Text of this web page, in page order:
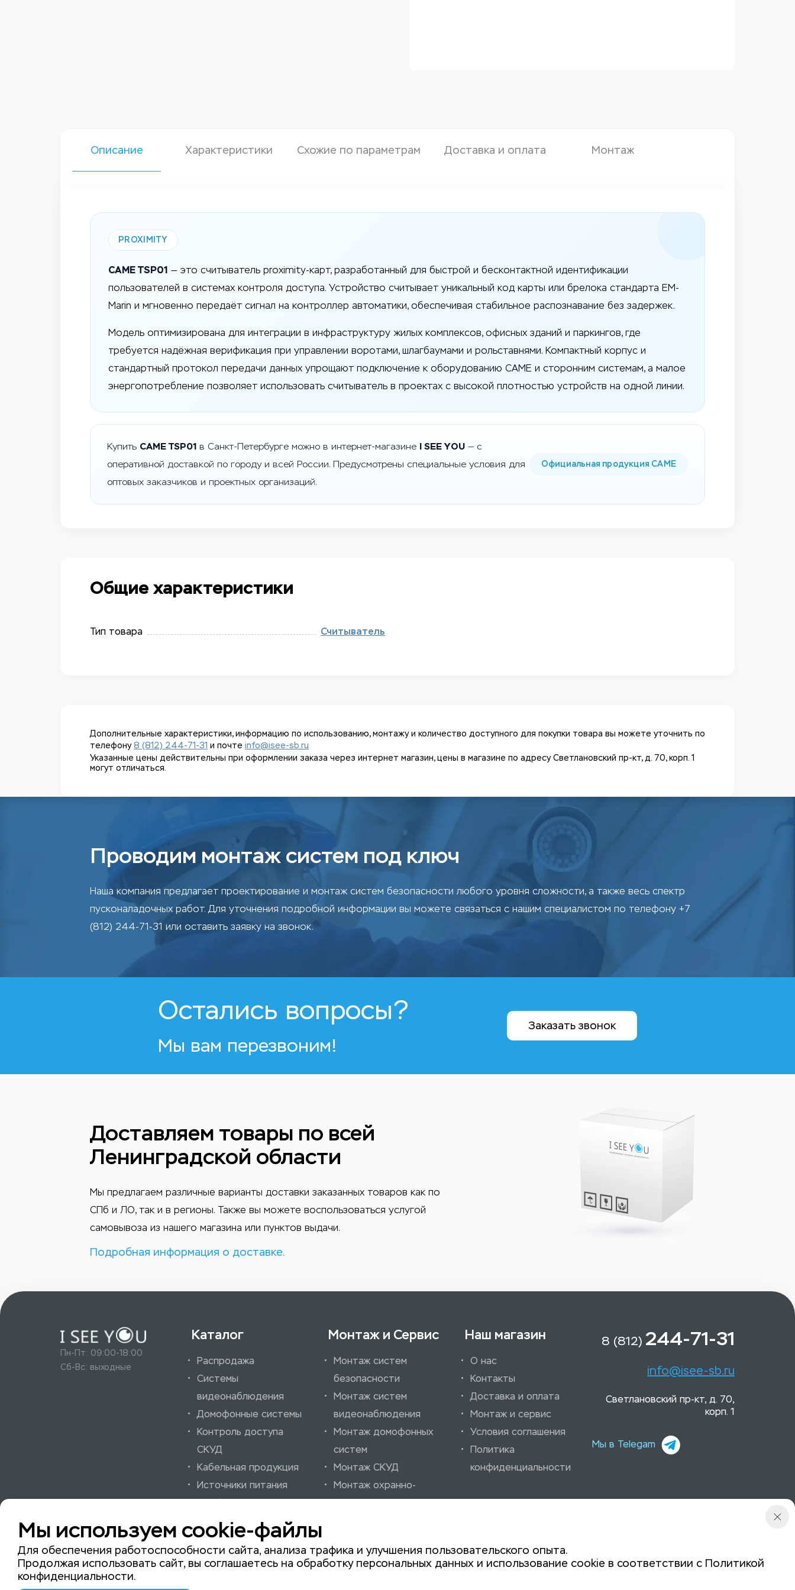
Описание Характеристики Схожие по параметрам Доставка и оплата Монтаж
PROXIMITY
CAME TSP01 — это считыватель proximity-карт, разработанный для быстрой и бесконтактной идентификации
пользователей в системах контроля доступа. Устройство считывает уникальный код карты или брелока стандарта EM-
Marin и мгновенно передаёт сигнал на контроллер автоматики, обеспечивая стабильное распознавание без задержек.
Модель оптимизирована для интеграции в инфраструктуру жилых комплексов, офисных зданий и паркингов, где
требуется надёжная верификация при управлении воротами, шлагбаумами и рольставнями. Компактный корпус и
стандартный протокол передачи данных упрощают подключение к оборудованию CAME и сторонним системам, а малое
энергопотребление позволяет использовать считыватель в проектах с высокой плотностью устройств на одной линии.
Купить CAME TSP01 в Санкт-Петербурге можно в интернет-магазине I SEE YOU — с
оперативной доставкой по городу и всей России. Предусмотрены специальные условия для
оптовых заказчиков и проектных организаций.
Официальная продукция CAME
Общие характеристики
Тип товара Считыватель
Дополнительные характеристики, информацию по использованию, монтажу и количество доступного для покупки товара вы можете уточнить по
телефону8 (812) 244-71-31 и почте info@isee-sb.ru
Указанные цены действительны при оформлении заказа через интернет магазин, цены в магазине по адресу Светлановский пр-кт, д. 70, корп. 1
могут отличаться.
Проводим монтаж систем под ключ
Наша компания предлагает проектирование и монтаж систем безопасности любого уровня сложности, а также весь спектр
пусконаладочных работ. Для уточнения подробной информации вы можете связаться с нашим специалистом по телефону +7
(812) 244-71-31 или оставить заявку на звонок.
Остались вопросы?
Мы вам перезвоним!
Заказать звонок
Доставляем товары по всей
Ленинградской области
Мы предлагаем различные варианты доставки заказанных товаров как по
СПб и ЛО, так и в регионы. Также вы можете воспользоваться услугой
самовывоза из нашего магазина или пунктов выдачи.
Подробная информация о доставке.
Пн-Пт: 09:00-18:00
Сб-Вс: выходные
Каталог
Распродажа
Системы
видеонаблюдения
Домофонные системы
Контроль доступа
СКУД
Кабельная продукция
Источники питания
Шкафы и аксессуары
Системы охранно-
пожарной сигнализации
Монтаж и Сервис
Монтаж систем
безопасности
Монтаж систем
видеонаблюдения
Монтаж домофонных
систем
Монтаж СКУД
Монтаж охранно-
пожарных систем
для ворот
Наш магазин
О нас
Контакты
Доставка и оплата
Монтаж и сервис
Условия соглашения
Политика
конфиденциальности
8 (812) 244-71-31
info@isee-sb.ru
Светлановский пр-кт, д. 70,
корп. 1
Мы в Telegam
Мы используем cookie-файлы
Для обеспечения работоспособности сайта, анализа трафика и улучшения пользовательского опыта.
Продолжая использовать сайт, вы соглашаетесь на обработку персональных данных и использование cookie в соответствии с Политикой
конфиденциальности.